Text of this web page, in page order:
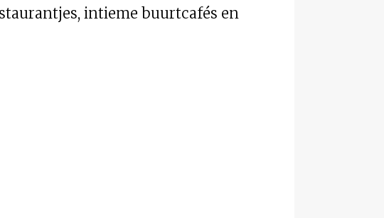
intieme buurtcafés en